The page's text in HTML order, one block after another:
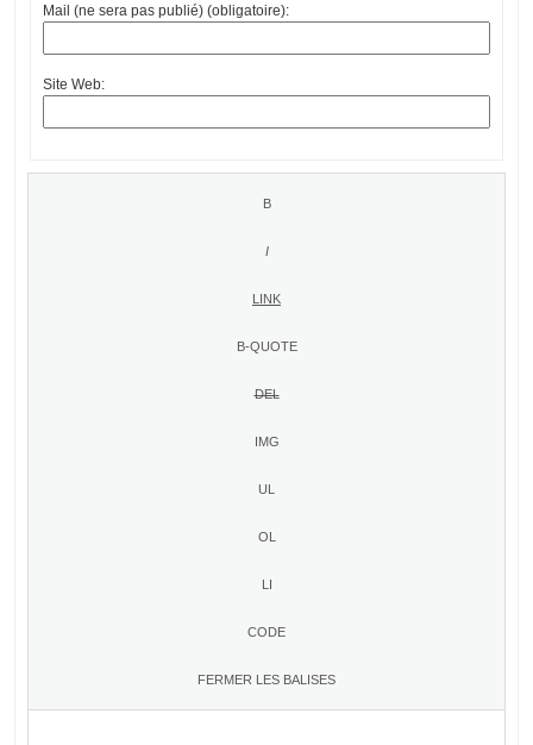
Mail (ne sera pas publié) (obligatoire):
Site Web: